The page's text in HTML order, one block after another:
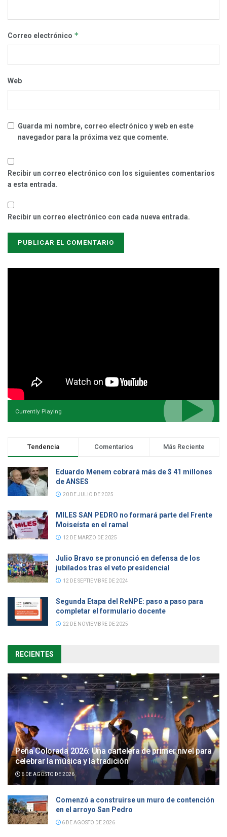
Correo electrónico *
Web
Guarda mi nombre, correo electrónico y web en este
navegador para la próxima vez que comente.
Recibir un correo electrónico con los siguientes comentarios
a esta entrada.
Recibir un correo electrónico con cada nueva entrada.
Currently Playing
Tendencia Comentarios Más Reciente
Eduardo Menem cobrará más de $ 41 millones
de ANSES
20 DE JULIO DE 2025
MILES SAN PEDRO no formará parte del Frente
Moiseísta en el ramal
12 DE MARZO DE 2025
Julio Bravo se pronunció en defensa de los
jubilados tras el veto presidencial
12 DE SEPTIEMBRE DE 2024
Segunda Etapa del ReNPE: paso a paso para
completar el formulario docente
22 DE NOVIEMBRE DE 2025
RECIENTES
Peña Colorada 2026: Una cartelera de primer nivel para
celebrar la música y la tradición
6 DE AGOSTO DE 2026
Comenzó a construirse un muro de contención
en el arroyo San Pedro
6 DE AGOSTO DE 2026